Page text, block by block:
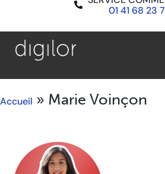
01 41 68 23
Accueil » Marie Voinçon